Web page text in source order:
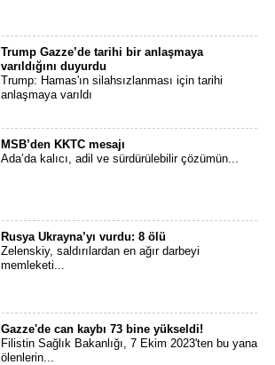
Trump Gazze’de tarihi bir anlaşmaya
varıldığını duyurdu
Trump: Hamas'ın silahsızlanması için tarihi
anlaşmaya varıldı
MSB’den KKTC mesajı
Ada’da kalıcı, adil ve sürdürülebilir çözümün...
Rusya Ukrayna’yı vurdu: 8 ölü
Zelenskiy, saldırılardan en ağır darbeyi
memleketi...
Gazze'de can kaybı 73 bine yükseldi!
Filistin Sağlık Bakanlığı, 7 Ekim 2023'ten bu yana
ölenlerin...